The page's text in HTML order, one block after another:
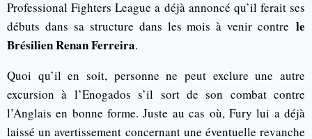
Professional Fighters League a déjà annoncé qu’il ferait ses
débuts dans sa structure dans les mois à venir contre le
Brésilien Renan Ferreira.
Quoi qu’il en soit, personne ne peut exclure une autre
excursion à l’Enogados s’il sort de son combat contre
l’Anglais en bonne forme. Juste au cas où, Fury lui a déjà
laissé un avertissement concernant une éventuelle revanche